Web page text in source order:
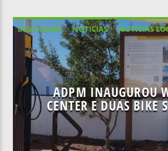
DESTAQUES NOTICIAS
NOTÍCIAS
NOTÍCIAS NACIONAIS
ADPM INAUGUROU
CENTER E DUAS BIKE